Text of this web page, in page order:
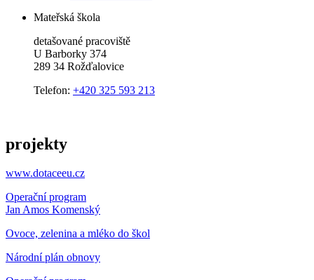
Mateřská škola
detašované pracoviště
U Barborky 374
289 34 Rožďalovice
Telefon: +420 325 593 213
projekty
www.dotaceeu.cz
Operační program
Jan Amos Komenský
Ovoce, zelenina a mléko do škol
Národní plán obnovy